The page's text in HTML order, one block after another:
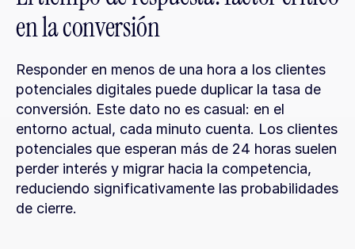
en la conversión
Responder en menos de una hora a los clientes
potenciales digitales puede duplicar la tasa de
conversión. Este dato no es casual: en el
entorno actual, cada minuto cuenta. Los clientes
potenciales que esperan más de 24 horas suelen
perder interés y migrar hacia la competencia,
reduciendo significativamente las probabilidades
de cierre.